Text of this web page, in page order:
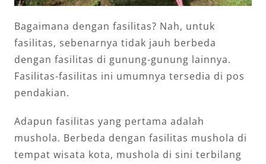
Bagaimana dengan fasilitas? Nah, untuk
fasilitas, sebenarnya tidak jauh berbeda
dengan fasilitas di gunung-gunung lainnya.
Fasilitas-fasilitas ini umumnya tersedia di pos
pendakian.
Adapun fasilitas yang pertama adalah
mushola. Berbeda dengan fasilitas mushola di
tempat wisata kota, mushola di sini terbilang